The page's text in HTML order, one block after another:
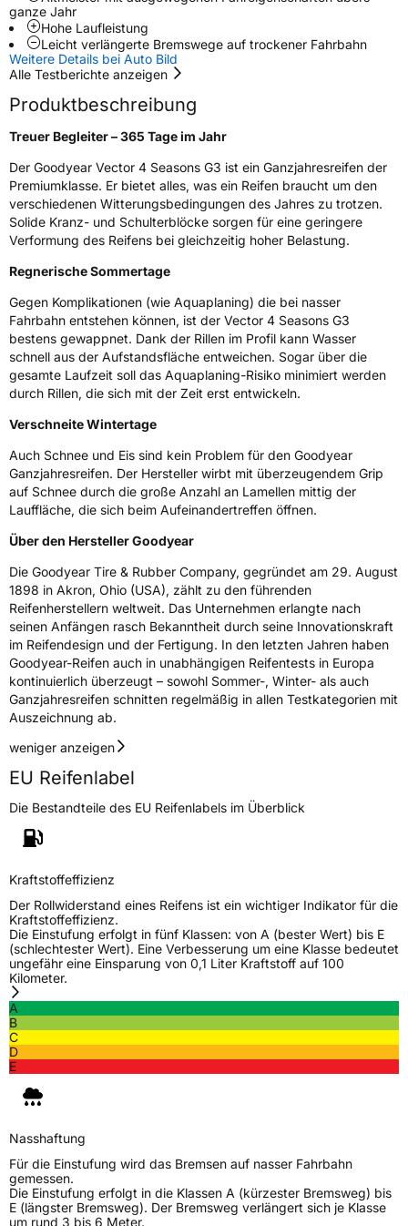
Rollgeräusch (dB)72
Fahrzeugklasse C1
3PMSF / Schneeflockensymbol / Alpine-Symbol
Eisgrip
Nein
EPREL ID611021
Allgemeine Produktsicherheit (GPSR)
Gordon Smith 7750 Colmar-Berg Luxemburg,
ganze Jahr
Hohe Laufleistung
Leicht verlängerte Bremswege auf trockener Fahrbahn
Weitere Details bei Auto Bild
Alle Testberichte anzeigen
Produktbeschreibung
Treuer Begleiter – 365 Tage im Jahr
Der Goodyear Vector 4 Seasons G3 ist ein Ganzjahresreifen der
Premiumklasse. Er bietet alles, was ein Reifen braucht um den
verschiedenen Witterungsbedingungen des Jahres zu trotzen.
Solide Kranz- und Schulterblöcke sorgen für eine geringere
Verformung des Reifens bei gleichzeitig hoher Belastung.
Regnerische Sommertage
Gegen Komplikationen (wie Aquaplaning) die bei nasser
Fahrbahn entstehen können, ist der Vector 4 Seasons G3
bestens gewappnet. Dank der Rillen im Profil kann Wasser
schnell aus der Aufstandsfläche entweichen. Sogar über die
gesamte Laufzeit soll das Aquaplaning-Risiko minimiert werden
durch Rillen, die sich mit der Zeit erst entwickeln.
Verschneite Wintertage
Auch Schnee und Eis sind kein Problem für den Goodyear
Ganzjahresreifen. Der Hersteller wirbt mit überzeugendem Grip
auf Schnee durch die große Anzahl an Lamellen mittig der
Lauffläche, die sich beim Aufeinandertreffen öffnen.
Über den Hersteller Goodyear
Die Goodyear Tire & Rubber Company, gegründet am 29. August
1898 in Akron, Ohio (USA), zählt zu den führenden
Reifenherstellern weltweit. Das Unternehmen erlangte nach
seinen Anfängen rasch Bekanntheit durch seine Innovationskraft
im Reifendesign und der Fertigung. In den letzten Jahren haben
Goodyear-Reifen auch in unabhängigen Reifentests in Europa
kontinuierlich überzeugt – sowohl Sommer-, Winter- als auch
Ganzjahresreifen schnitten regelmäßig in allen Testkategorien mit
Auszeichnung ab.
weniger anzeigen
EU Reifenlabel
Die Bestandteile des EU Reifenlabels im Überblick
Kraftstoffeffizienz
Der Rollwiderstand eines Reifens ist ein wichtiger Indikator für die
Kraftstoffeffizienz.
Die Einstufung erfolgt in fünf Klassen: von A (bester Wert) bis E
(schlechtester Wert). Eine Verbesserung um eine Klasse bedeutet
ungefähr eine Einsparung von 0,1 Liter Kraftstoff auf 100
Kilometer.
A
B
C
D
E
Nasshaftung
Für die Einstufung wird das Bremsen auf nasser Fahrbahn
gemessen.
Die Einstufung erfolgt in die Klassen A (kürzester Bremsweg) bis
E (längster Bremsweg). Der Bremsweg verlängert sich je Klasse
um rund 3 bis 6 Meter.